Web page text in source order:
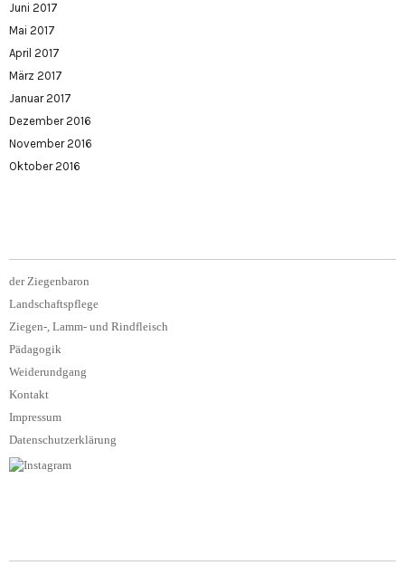
Juni 2017
Mai 2017
April 2017
März 2017
Januar 2017
Dezember 2016
November 2016
Oktober 2016
der Ziegenbaron
Landschaftspflege
Ziegen-, Lamm- und Rindfleisch
Pädagogik
Weiderundgang
Kontakt
Impressum
Datenschutzerklärung